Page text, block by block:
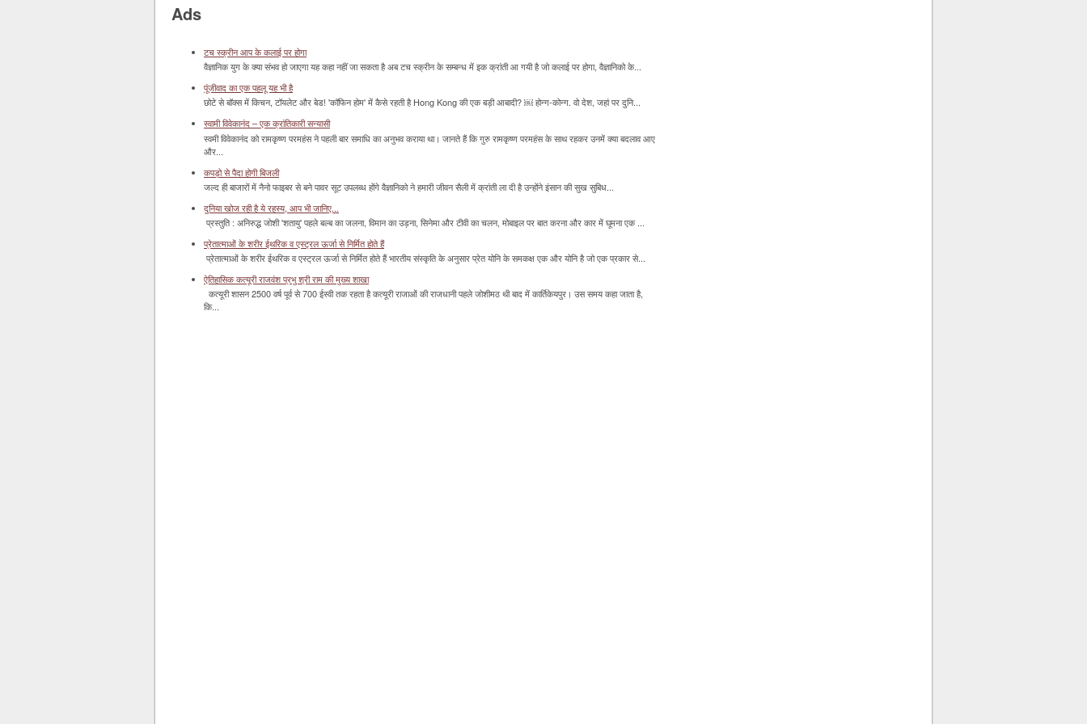
Ads
टच स्क्रीन आप के कलाई पर होगा
वैज्ञानिक युग के क्या संभव हो जाएगा यह कहा नहीं जा सकता है अब टच स्क्रीन के सम्बन्ध में इक क्रांती आ गयी है जो कलाई पर होगा, वैज्ञानिको के...
पूंजीवाद का एक पहलू यह भी है
छोटे से बॉक्‍स में किचन, टॉयलेट और बेड! 'कॉफिन होम' में कैसे रहती है Hong Kong की एक बड़ी आबादी? ￼ होन्ग-कोन्ग. वो देश, जहां पर दुनि...
स्वामी विवेकानंद – एक क्रांतिकारी सन्यासी
स्वमी विवेकानंद को रामकृष्ण परमहंस ने पहली बार समाधि का अनुभव कराया था। जानते हैं कि गुरु रामकृष्ण परमहंस के साथ रहकर उनमें क्या बदलाव आए
और...
कपड़ो से पैदा होगी बिजली
जल्द ही बाजारों में नैनो फाइबर से बने पावर सूट उपलब्ध होंगे वैज्ञानिको ने हमारी जीवन सैली में क्रांती ला दी है उन्होंने इंसान की सुख सुबिध...
दुनिया खोज रही है ये रहस्य, आप भी जानिए...
प्रस्तुति : अनिरुद्ध जोशी 'शतायु' पहले बल्ब का जलना, विमान का उड़ना, सिनेमा और टीवी का चलन, मोबाइल पर बात करना और कार में घूमना एक ...
प्रेतात्माओं के शरीर ईथरिक व एस्ट्रल ऊर्जा से निर्मित होते हैं
प्रेतात्माओं के शरीर ईथरिक व एस्ट्रल ऊर्जा से निर्मित होते हैं भारतीय संस्कृति के अनुसार प्रेत योनि के समकक्ष एक और योनि है जो एक प्रकार से...
ऐतिहासिक कत्यूरी राजवंश प्रभु श्री राम की मुख्य शाखा
कत्यूरी शासन 2500 वर्ष पूर्व से 700 ईस्वी तक रहता है कत्यूरी राजाओं की राजधानी पहले जोशीमठ थी बाद में कार्तिकेयपुर। उस समय कहा जाता है,
कि...